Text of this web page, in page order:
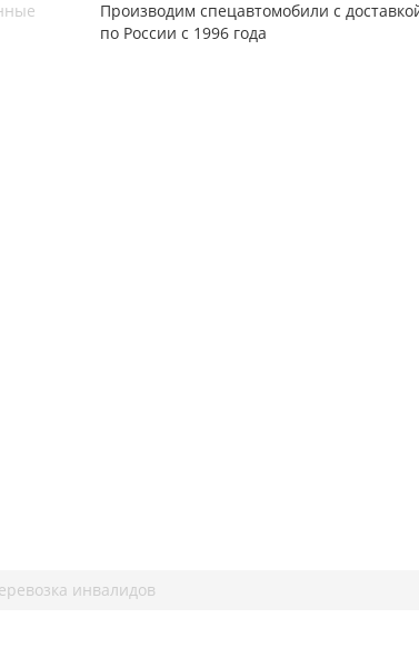
Производим спецавтомобили с
по России с 1996 года
инвалидов